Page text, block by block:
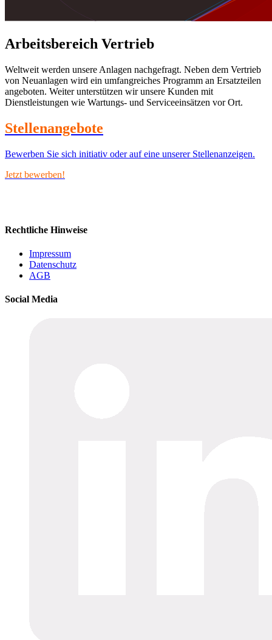
Arbeitsbereich Vertrieb
Weltweit werden unsere Anlagen nachgefragt. Neben dem Vertrieb
von Neuanlagen wird ein umfangreiches Programm an Ersatzteilen
angeboten. Weiter unterstützen wir unsere Kunden mit
Dienstleistungen wie Wartungs- und Serviceeinsätzen vor Ort.
Stellenangebote
Bewerben Sie sich initiativ oder auf eine unserer Stellenanzeigen.
Jetzt bewerben!
Rechtliche Hinweise
Impressum
Datenschutz
AGB
Social Media